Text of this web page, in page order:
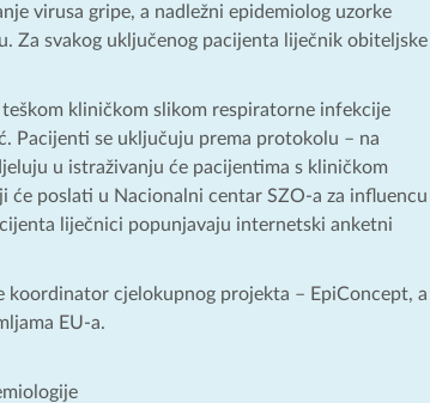
virusa gripe, a nadležni epidemiolog uzorke
Za svakog uključenog pacijenta liječnik obiteljske
kliničkom slikom respiratorne infekcije
Pacijenti se uključuju prema protokolu – na
u istraživanju će pacijentima s kliničkom
će poslati u Nacionalni centar SZO-a za influencu
liječnici popunjavaju internetski anketni
cjelokupnog projekta – EpiConcept, a
EU-a.